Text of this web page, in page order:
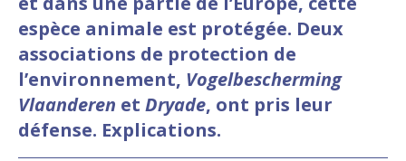
espèce animale est protégée. Deux
associations de protection de
l’environnement, Vogelbescherming
Vlaanderen et Dryade, ont pris leur
défense. Explications.